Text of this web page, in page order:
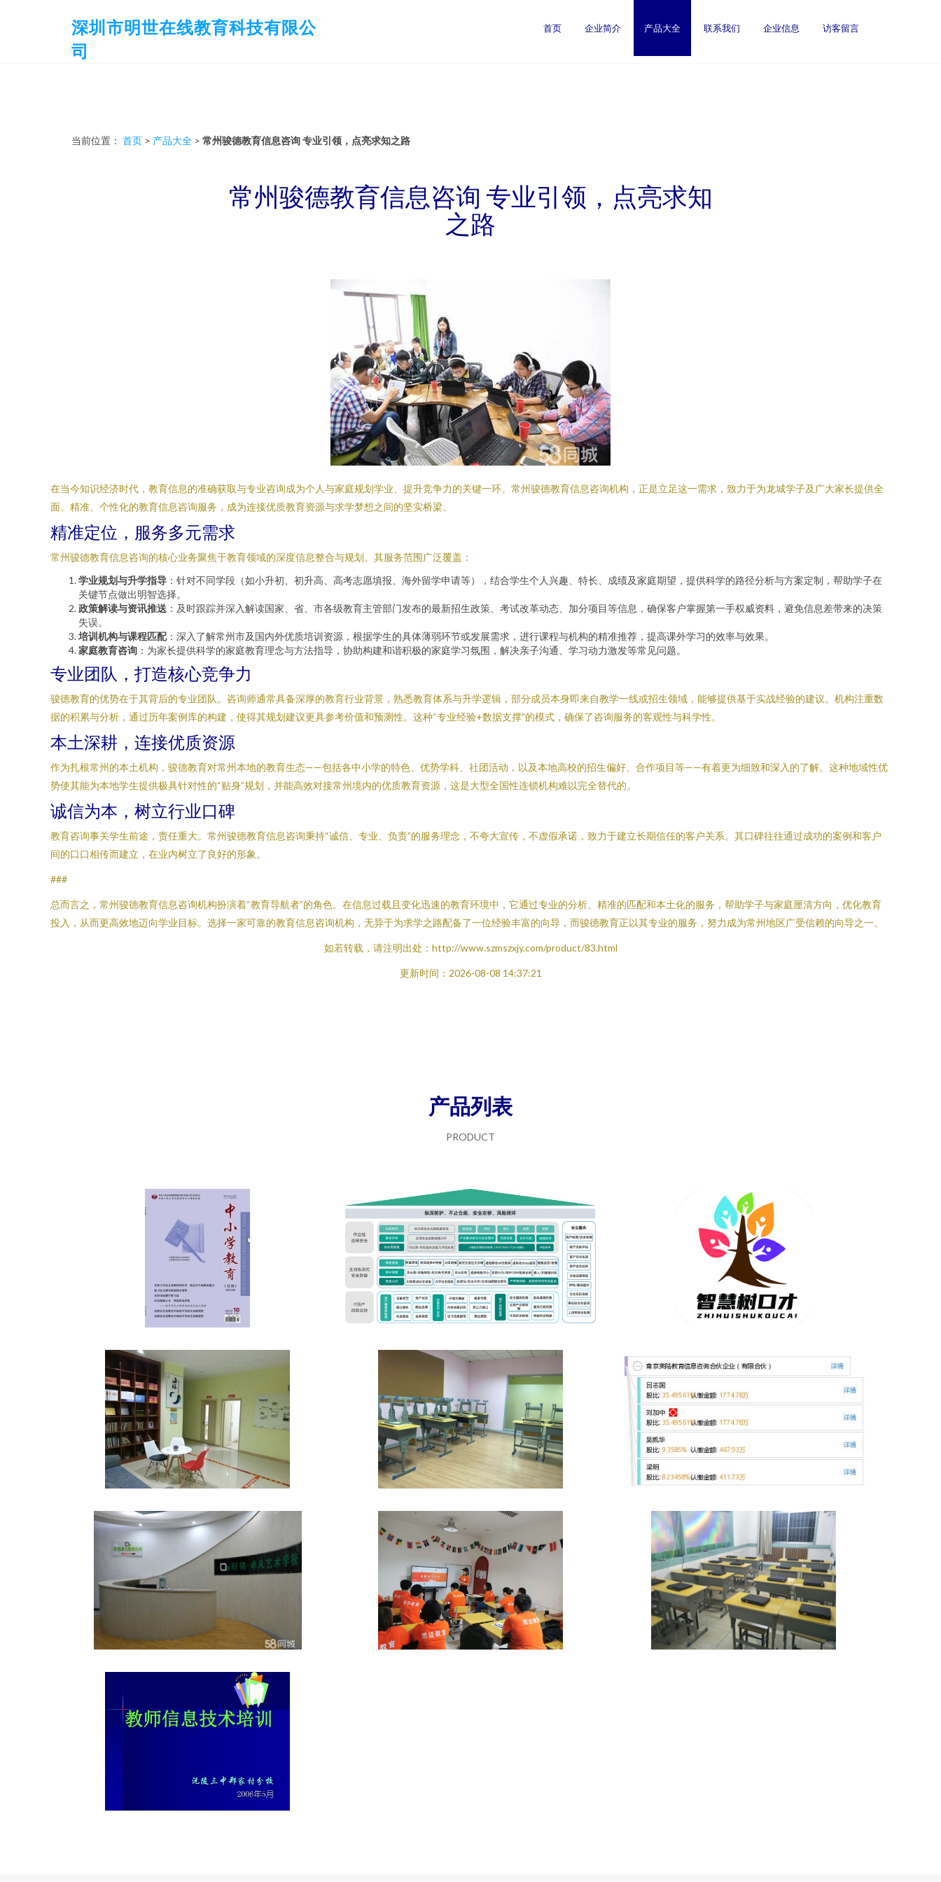
深圳市明世在线教育科技有限公
司
首页 企业简介 产品大全 联系我们 企业信息 访客留言
当前位置： 首页 > 产品大全 > 常州骏德教育信息咨询 专业引领，点亮求知之路
常州骏德教育信息咨询 专业引领，点亮求知
之路
在当今知识经济时代，教育信息的准确获取与专业咨询成为个人与家庭规划学业、提升竞争力的关键一环。常州骏德教育信息咨询机构，正是立足这一需求，致力于为龙城学子及广大家长提供全
面、精准、个性化的教育信息咨询服务，成为连接优质教育资源与求学梦想之间的坚实桥梁。
精准定位，服务多元需求
常州骏德教育信息咨询的核心业务聚焦于教育领域的深度信息整合与规划。其服务范围广泛覆盖：
学业规划与升学指导 ：针对不同学段（如小升初、初升高、高考志愿填报、海外留学申请等），结合学生个人兴趣、特长、成绩及家庭期望，提供科学的路径分析与方案定制，帮助学子在
关键节点做出明智选择。
政策解读与资讯推送 ：及时跟踪并深入解读国家、省、市各级教育主管部门发布的最新招生政策、考试改革动态、加分项目等信息，确保客户掌握第一手权威资料，避免信息差带来的决策
失误。
培训机构与课程匹配：深入了解常州市及国内外优质培训资源，根据学生的具体薄弱环节或发展需求，进行课程与机构的精准推荐，提高课外学习的效率与效果。
家庭教育咨询 ：为家长提供科学的家庭教育理念与方法指导，协助构建和谐积极的家庭学习氛围，解决亲子沟通、学习动力激发等常见问题。
专业团队，打造核心竞争力
骏德教育的优势在于其背后的专业团队。咨询师通常具备深厚的教育行业背景，熟悉教育体系与升学逻辑，部分成员本身即来自教学一线或招生领域，能够提供基于实战经验的建议。机构注重数
据的积累与分析，通过历年案例库的构建，使得其规划建议更具参考价值和预测性。这种“专业经验+数据支撑”的模式，确保了咨询服务的客观性与科学性。
本土深耕，连接优质资源
作为扎根常州的本土机构，骏德教育对常州本地的教育生态——包括各中小学的特色、优势学科、社团活动，以及本地高校的招生偏好、合作项目等——有着更为细致和深入的了解。这种地域性优
势使其能为本地学生提供极具针对性的“贴身”规划，并能高效对接常州境内的优质教育资源，这是大型全国性连锁机构难以完全替代的。
诚信为本，树立行业口碑
教育咨询事关学生前途，责任重大。常州骏德教育信息咨询秉持“诚信、专业、负责”的服务理念，不夸大宣传，不虚假承诺，致力于建立长期信任的客户关系。其口碑往往通过成功的案例和客户
间的口口相传而建立，在业内树立了良好的形象。
###
总而言之，常州骏德教育信息咨询机构扮演着“教育导航者”的角色。在信息过载且变化迅速的教育环境中，它通过专业的分析、精准的匹配和本土化的服务，帮助学子与家庭厘清方向，优化教育
投入，从而更高效地迈向学业目标。选择一家可靠的教育信息咨询机构，无异于为求学之路配备了一位经验丰富的向导，而骏德教育正以其专业的服务，努力成为常州地区广受信赖的向导之一。
如若转载，请注明出处：http://www.szmszxjy.com/product/83.html
更新时间：2026-08-08 14:37:21
产品列表
PRODUCT